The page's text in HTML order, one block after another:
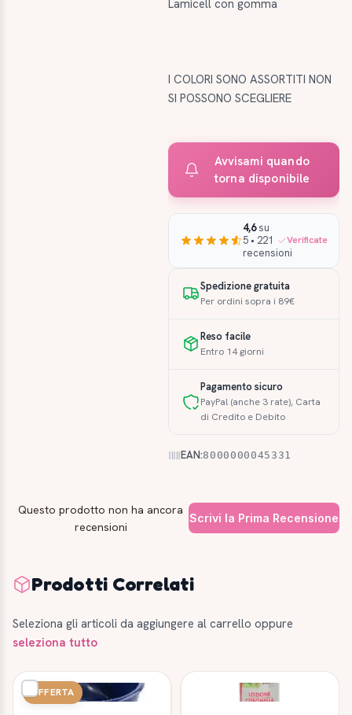
Lamicell con gomma
I COLORI SONO ASSORTITI NON
SI POSSONO SCEGLIERE
Avvisami quando
torna disponibile
4,6su
5 • 221
recensioni
Verificate
Spedizione gratuita
Per ordini sopra i 89€
Reso facile
Entro 14 giorni
Pagamento sicuro
PayPal (anche 3 rate), Carta
di Credito e Debito
EAN:8000000045331
Questo prodotto non ha ancora
recensioni
Scrivi la Prima Recensione
Prodotti Correlati
Seleziona gli articoli da aggiungere al carrello oppure
seleziona tutto
OFFERTA